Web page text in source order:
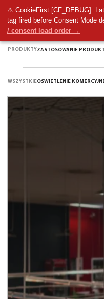
⚠ CookieFirst [CF_DEBUG]:
tag fired before Consent Mode
/ consent load order →
PRODUKTYZASTOSOWANIE
WSZYSTKIEOŚWIETLENIE